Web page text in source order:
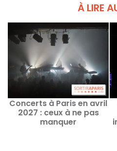
À LIRE
Concerts à Paris en avril
2027 : ceux à ne pas
manquer